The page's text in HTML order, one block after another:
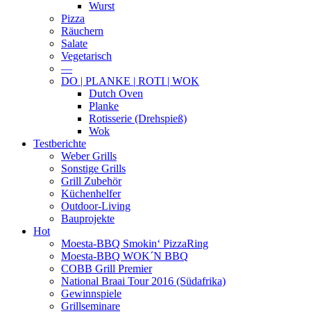
Wurst
Pizza
Räuchern
Salate
Vegetarisch
—
DO | PLANKE | ROTI | WOK
Dutch Oven
Planke
Rotisserie (Drehspieß)
Wok
Testberichte
Weber Grills
Sonstige Grills
Grill Zubehör
Küchenhelfer
Outdoor-Living
Bauprojekte
Hot
Moesta-BBQ Smokin‘ PizzaRing
Moesta-BBQ WOK´N BBQ
COBB Grill Premier
National Braai Tour 2016 (Südafrika)
Gewinnspiele
Grillseminare